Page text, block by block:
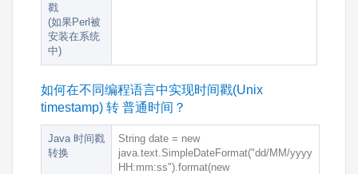
戳
(如果Perl被
安装在系统
中)
如何在不同编程语言中实现时间戳(Unix
timestamp) 转 普通时间？
Java 时间戳
转换
String date = new
java.text.SimpleDateFormat("dd/MM/yyyy
HH:mm:ss").format(new